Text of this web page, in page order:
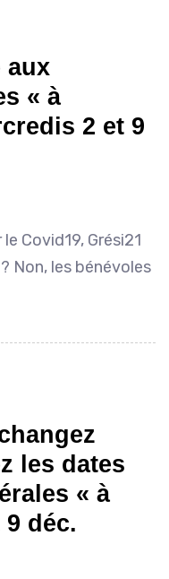
aux
« à
2 et 9
Covid19, Grési21
Non, les bénévoles
les dates
« à
déc.